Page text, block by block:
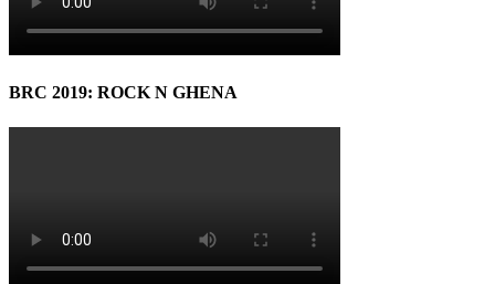
BRC 2019: ROCK N GHENA